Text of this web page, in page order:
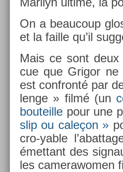
On a be­aucoup
et la fail­le qu’il
Mais ce sont
cue que Grigor ne
est con­fronté par
lenge » filmé (un
bouteil­le pour une
slip ou caleçon »
cro-yable
émet­tant des
les camerawom­en